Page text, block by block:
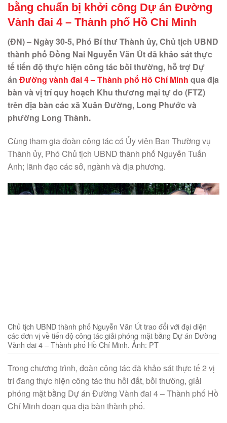
bằng chuẩn bị khởi công Dự án Đường
Vành đai 4 – Thành phố Hồ Chí Minh
(ĐN) – Ngày 30-5, Phó Bí thư Thành ủy, Chủ tịch UBND
thành phố Đồng Nai Nguyễn Văn Út đã khảo sát thực
tế tiến độ thực hiện công tác bồi thường, hỗ trợ Dự
án Đường vành đai 4 – Thành phố Hồ Chí Minh qua địa
bàn và vị trí quy hoạch Khu thương mại tự do (FTZ)
trên địa bàn các xã Xuân Đường, Long Phước và
phường Long Thành.
Cùng tham gia đoàn công tác có Ủy viên Ban Thường vụ
Thành ủy, Phó Chủ tịch UBND thành phố Nguyễn Tuấn
Anh; lãnh đạo các sở, ngành và địa phương.
Chủ tịch UBND thành phố Nguyễn Văn Út trao đổi với đại diện
các đơn vị về tiến độ công tác giải phóng mặt bằng Dự án Đường
Vành đai 4 – Thành phố Hồ Chí Minh. Ảnh: PT
Trong chương trình, đoàn công tác đã khảo sát thực tế 2 vị
trí đang thực hiện công tác thu hồi đất, bồi thường, giải
phóng mặt bằng Dự án Đường Vành đai 4 – Thành phố Hồ
Chí Minh đoạn qua địa bàn thành phố.